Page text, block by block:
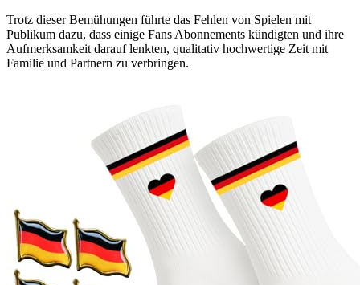
Trotz dieser Bemühungen führte das Fehlen von Spielen mit
Publikum dazu, dass einige Fans Abonnements kündigten und ihre
Aufmerksamkeit darauf lenkten, qualitativ hochwertige Zeit mit
Familie und Partnern zu verbringen.